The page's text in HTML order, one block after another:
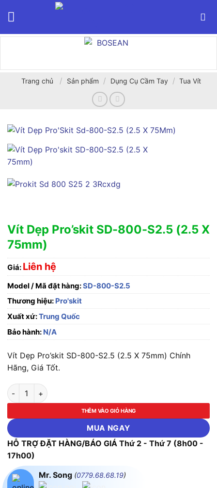
Trang chủ / Sản phẩm / Dụng Cụ Cầm Tay / Tua Vít
Vít Dẹp Pro’skit SD-800-S2.5 (2.5 X
75mm)
Giá: Liên hệ
Model / Mã đặt hàng:SD-800-S2.5
Thương hiệu: Pro'skit
Xuất xứ:Trung Quốc
Bảo hành: N/A
Vít Dẹp Pro’skit SD-800-S2.5 (2.5 X 75mm) Chính
Hãng, Giá Tốt.
Vít Dẹp Pro'skit SD-800-S2.5 (2.5 X 75mm) số lượng
THÊM VÀO GIỎ HÀNG
MUA NGAY
HỖ TRỢ ĐẶT HÀNG/BÁO GIÁ Thứ 2 - Thứ 7 (8h00 -
17h00)
Mr. Song (0779.68.68.19)